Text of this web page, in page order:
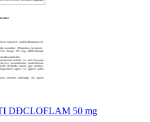
DĐCLOFLAM 50 mg